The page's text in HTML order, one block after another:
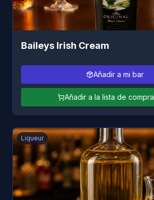
Baileys Irish Cream
Añadir a mi bar
Añadir a la lista de compra
Liqueur